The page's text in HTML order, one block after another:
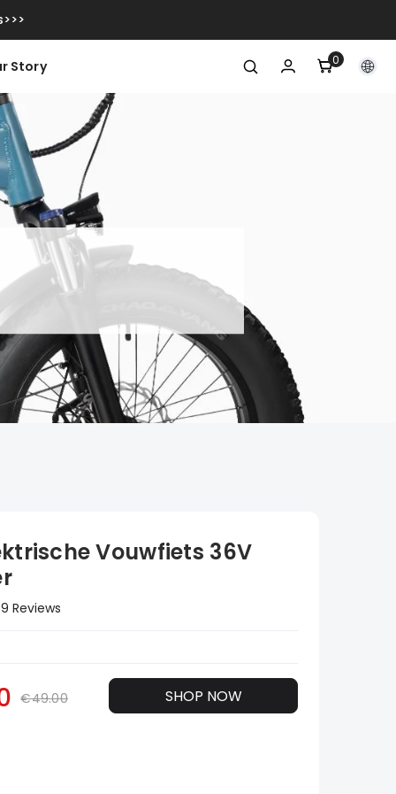
Story 00
artikelen
Vouwfiets 36V
9 Reviews
€49.00 SHOP NOW